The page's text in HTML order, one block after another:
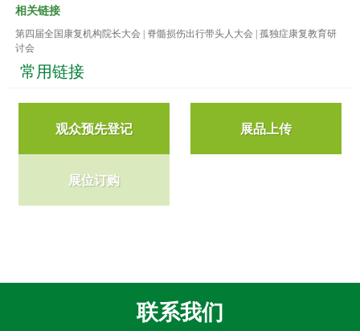
相关链接
第四届全国康复机构院长大会 | 脊髓损伤出行带头人大会 | 孤独症康复教育研
讨会
常用链接
观众预先登记 展品上传
展位订购
联系我们